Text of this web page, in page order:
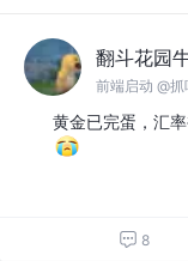
翻斗花园
黄金已完蛋，汇
8